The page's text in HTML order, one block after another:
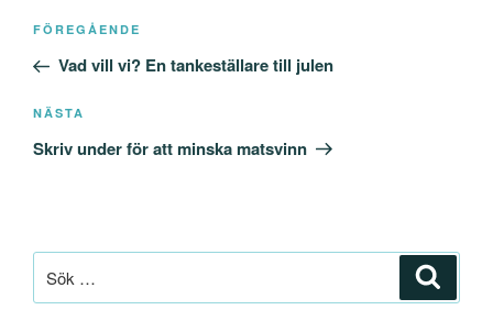
Inläggsnavigering
Föregående
inlägg
FÖREGÅENDE
Vad vill vi? En tankeställare till julen
Nästa
inlägg
NÄSTA
Skriv under för att minska matsvinn
efter: